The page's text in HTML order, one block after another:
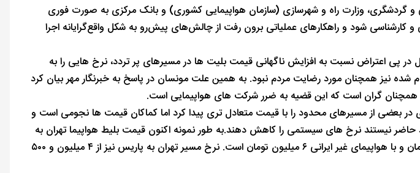
گردشگری، وزارت راه و شهرسازی (سازمان هواپیمایی کشوری) و بانک مرکزی به صورت فوری
شود و راهکارهای عملیاتی برون رفت از چالش‌های پیش‌رو به شکل واقع‌گرایانه اجرا
در پی اعتراض نسبت به افزایش ناگهانی قیمت بلیت ها در مسیرهای پر تردد، نرخ هایی را به
شده نیز همچنان مورد رضایت مردم نبود. به همین علت مونسان در پاسخ به خبرنگار مهر بیان کرد
همچنان گران است که این قضیه به ضرر شرکت های هواپیمایی است.
در بعضی از مسیرهای محدود را با قیمت متعادل تری پیدا کرد اما کماکان قیمت ها نجومی است و
حاضر نیستند نرخ های سیستمی را کاهش دهند.به طور نمونه اکنون قیمت بلیط هواپیما تهران به
فرانکفورت با هواپیمای ایرانی چهار میلیون تومان و با هواپیمای غیر ایرانی ۶ میلیون تومان است. نرخ مسیر تهران به پاریس نیز از ۴ میلیون و ۵۰۰